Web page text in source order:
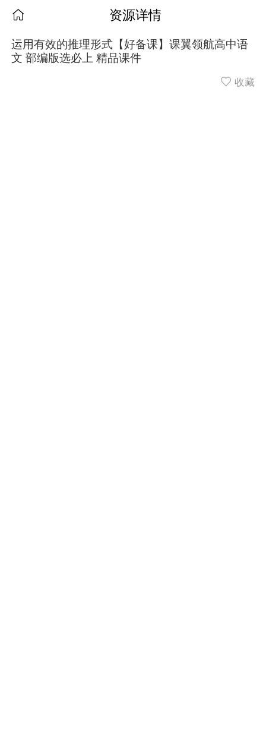
资源详情
运用有效的推理形式【好备课】课翼领航高中语
文 部编版选必上 精品课件
收藏